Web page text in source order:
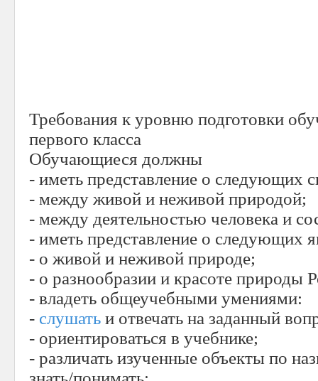
Требования к уровню подготовки
первого класса
Обучающиеся должны
- иметь представление о следующих
- между живой и неживой природой;
- между деятельностью человека и
- иметь представление о следующих
- о живой и неживой природе;
- о разнообразии и красоте природы
- владеть общеучебными умениями:
- слушать и отвечать на заданный
- ориентироваться в учебнике;
- различать изученные объекты по